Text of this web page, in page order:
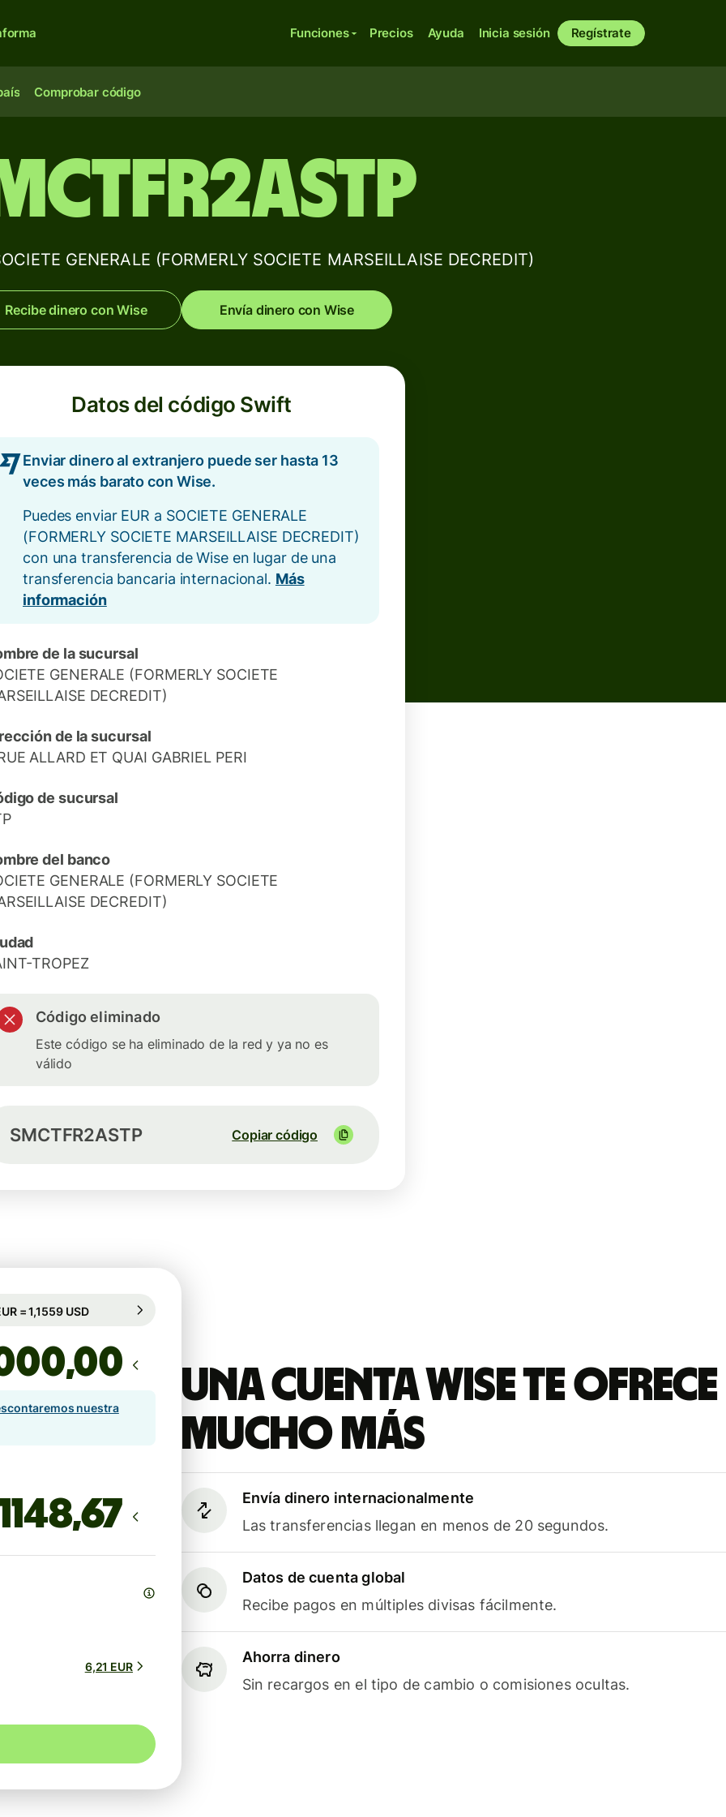
Funciones Precios Ayuda Inicia sesión Regístrate
Comprobar código
GENERALE (FORMERLY SOCIETE MARSEILLAISE DECREDIT)
Recibe dinero con Wise Envía dinero con Wise
Datos del código Swift
Enviar dinero al extranjero puede ser hasta 13
veces más barato con Wise.
Puedes enviar EUR a SOCIETE GENERALE
(FORMERLY SOCIETE MARSEILLAISE DECREDIT)
con una transferencia de Wise en lugar de una
transferencia bancaria internacional. Más
información
de la sucursal
GENERALE (FORMERLY SOCIETE
DECREDIT)
de la sucursal
ALLARD ET QUAI GABRIEL PERI
de sucursal
del banco
GENERALE (FORMERLY SOCIETE
DECREDIT)
TROPEZ
Código eliminado
Este código se ha eliminado de la red y ya no es
válido
SMCTFR2ASTP Copiar código
Una cuenta Wise te ofrece
mucho más
Envía dinero internacionalmente
Las transferencias llegan en menos de 20 segundos.
Datos de cuenta global
Recibe pagos en múltiples divisas fácilmente.
Ahorra dinero
Sin recargos en el tipo de cambio o comisiones ocultas.
durante 83 h
,00
nuestra
6,21 EUR